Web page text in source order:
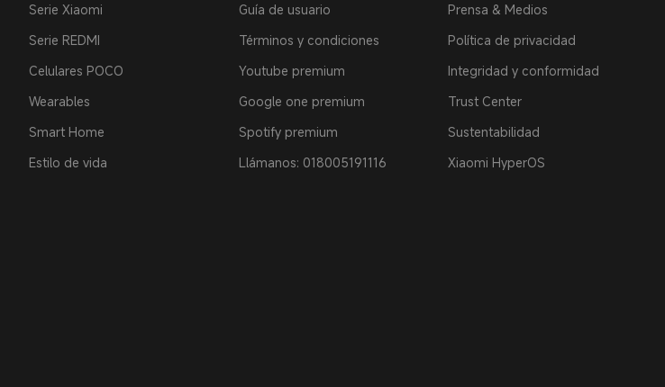
Serie Xiaomi
Serie REDMI
Celulares POCO
Wearables
Smart Home
Estilo de vida
Guía de usuario
Términos y condiciones
Youtube premium
Google one premium
Spotify premium
Llámanos: 018005191116
Prensa & Medios
Política de privacidad
Integridad y conformidad
Trust Center
Sustentabilidad
Xiaomi HyperOS